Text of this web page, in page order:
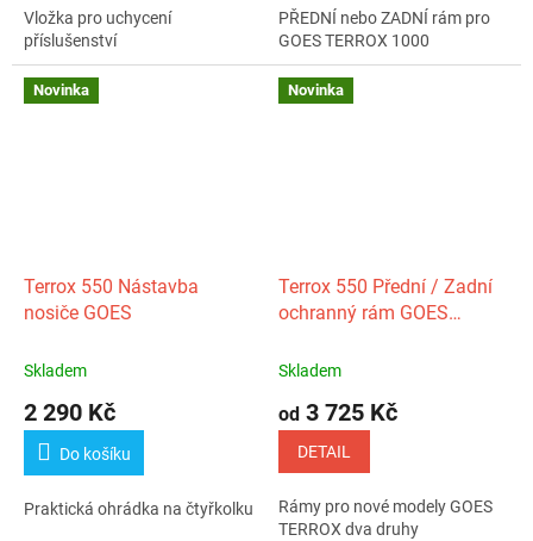
Vložka pro uchycení
příslušenství
PŘEDNÍ nebo ZADNÍ rám pro
GOES TERROX 1000
Novinka
Terrox 550 Nástavba
nosiče GOES
Skladem
2 290 Kč
Do košíku
Praktická ohrádka na čtyřkolku
Novinka
Terrox 550 Přední / Zadní
ochranný rám GOES
Skladem
od 3 725 Kč
DETAIL
Rámy pro nové modely GOES
TERROX dva druhy